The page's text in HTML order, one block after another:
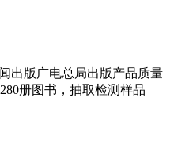
出版广电总局出版产品质量
册图书，抽取检测样品